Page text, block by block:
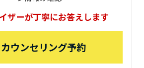
ザーが丁寧にお答えします
ウンセリング予約